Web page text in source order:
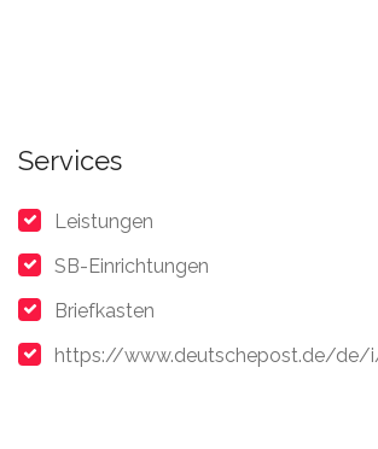
Services
Leistungen
SB-Einrichtungen
Briefkasten
https://www.deutschepost.de/de/